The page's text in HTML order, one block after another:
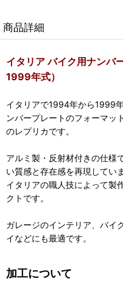
商品詳細
イタリア バイク用ナンバ
1999年式）
イタリアで1994年から1999
ンバープレートのフォーマッ
のレプリカです。
アルミ製・反射材付きの仕様
い質感と存在感を再現していま
イタリアの職人技によって製
クトです。
ガレージのインテリア、バイ
イなどにも最適です。
加工について